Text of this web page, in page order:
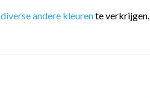
diverse andere kleurente verkrijgen.